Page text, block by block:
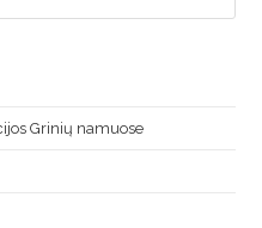
Grinių namuose